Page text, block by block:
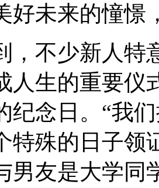
好未来的憧憬
，不少新人特
人生的重要仪
纪念日。“我
特殊的日子领
男友是大学同